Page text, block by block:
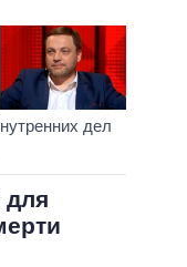
дел
для